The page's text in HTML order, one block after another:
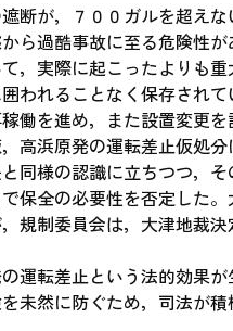
が，７００ガルを超えな
ら過酷事故に至る危険性が
実際に起こったよりも重
われることなく保存されて
働を進め，また設置変更を
高浜原発の運転差止仮処
同様の認識に立ちつつ，
保全の必要性を否定した
規制委員会は，大津地裁
運転差止という法的効果
未然に防ぐため，司法が